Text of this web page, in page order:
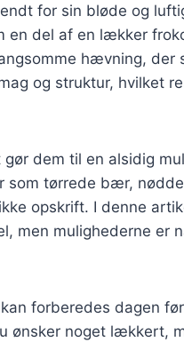
for sin bløde og
en del af en lækker
hævning, der
og struktur, hvilket
dem til en alsidig
som tørrede bær,
opskrift. I denne
men mulighederne er
forberedes dagen
ønsker noget lækkert,